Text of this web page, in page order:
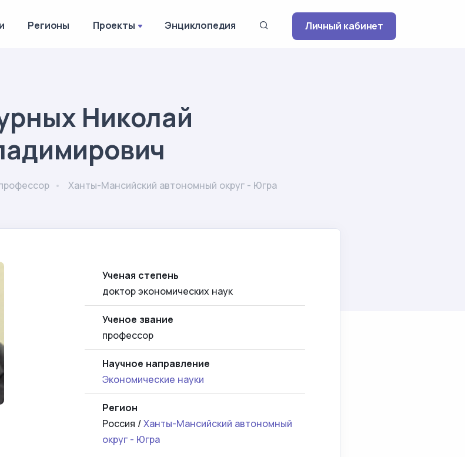
Регионы Проекты Энциклопедия Личный кабинет
Николай
Ханты-Мансийский автономный округ - Югра
Ученая степень
доктор экономических наук
Ученое звание
профессор
Научное направление
Экономические науки
Регион
Россия /Ханты-Мансийский автономный
округ - Югра